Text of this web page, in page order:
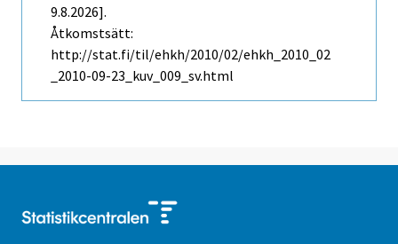
9.8.2026].
Åtkomstsätt:
http://stat.fi/til/ehkh/2010/02/ehkh_2010_02
_2010-09-23_kuv_009_sv.html